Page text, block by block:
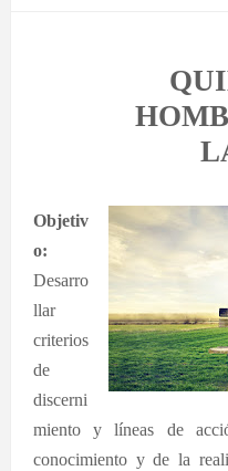
Objetiv
o:
Desarro
llar
criterios
de
discerni
miento y líneas de
conocimiento y de la